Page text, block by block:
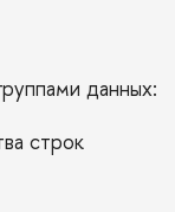
данных:
строк